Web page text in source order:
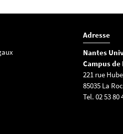
Adresse
Nantes
Campus de
221 rue
85035 La
Tel. 02 53 80